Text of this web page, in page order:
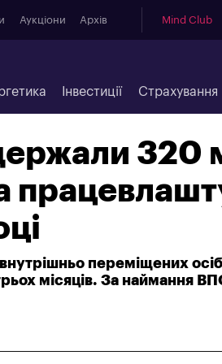
Аукціони Архів Mind Club
Інвестиції Страхування
320
переміщених
місяців. За наймання